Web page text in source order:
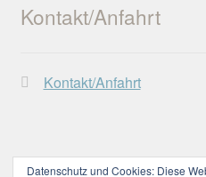
Datenschutz und Cookies: Diese
Kontakt/Anfahrt
Kontakt/Anfahrt